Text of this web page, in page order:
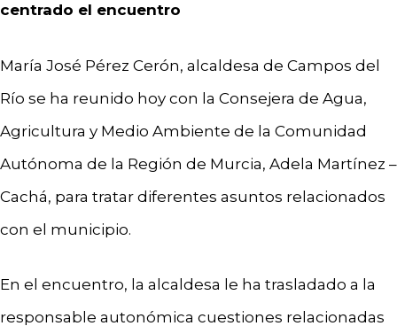
centrado el encuentro
María José Pérez Cerón, alcaldesa de Campos del
Río se ha reunido hoy con la Consejera de Agua,
Agricultura y Medio Ambiente de la Comunidad
Autónoma de la Región de Murcia, Adela Martínez –
Cachá, para tratar diferentes asuntos relacionados
con el municipio.
En el encuentro, la alcaldesa le ha trasladado a la
responsable autonómica cuestiones relacionadas